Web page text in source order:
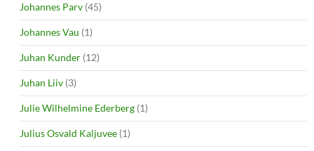
Johannes Parv (45)
Johannes Vau (1)
Juhan Kunder (12)
Juhan Liiv (3)
Julie Wilhelmine Ederberg (1)
Julius Osvald Kaljuvee (1)